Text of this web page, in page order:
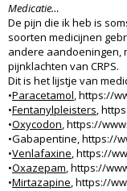
Medicatie…
De pijn die ik heb is
soorten medicijnen
andere aandoeningen,
pijnklachten van CRPS.
Dit is het lijstje van
•Paracetamol, https://
•Fentanylpleisters,
•Oxycodon, https://
•Gabapentine, https://
•Venlafaxine, https://
•Oxazepam, https://
•Mirtazapine, https://